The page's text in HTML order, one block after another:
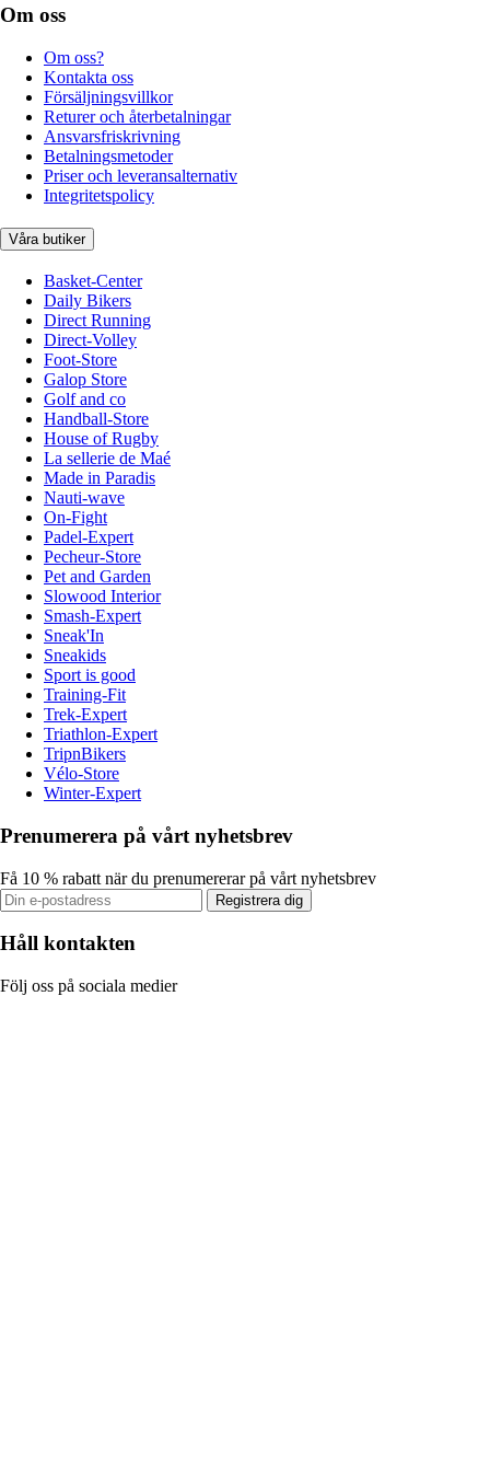
Om oss
Om oss?
Kontakta oss
Försäljningsvillkor
Returer och återbetalningar
Ansvarsfriskrivning
Betalningsmetoder
Priser och leveransalternativ
Integritetspolicy
Våra butiker
Basket-Center
Daily Bikers
Direct Running
Direct-Volley
Foot-Store
Galop Store
Golf and co
Handball-Store
House of Rugby
La sellerie de Maé
Made in Paradis
Nauti-wave
On-Fight
Padel-Expert
Pecheur-Store
Pet and Garden
Slowood Interior
Smash-Expert
Sneak'In
Sneakids
Sport is good
Training-Fit
Trek-Expert
Triathlon-Expert
TripnBikers
Vélo-Store
Winter-Expert
Prenumerera på vårt nyhetsbrev
Få 10 % rabatt när du prenumererar på vårt nyhetsbrev
Registrera dig
Håll kontakten
Följ oss på sociala medier